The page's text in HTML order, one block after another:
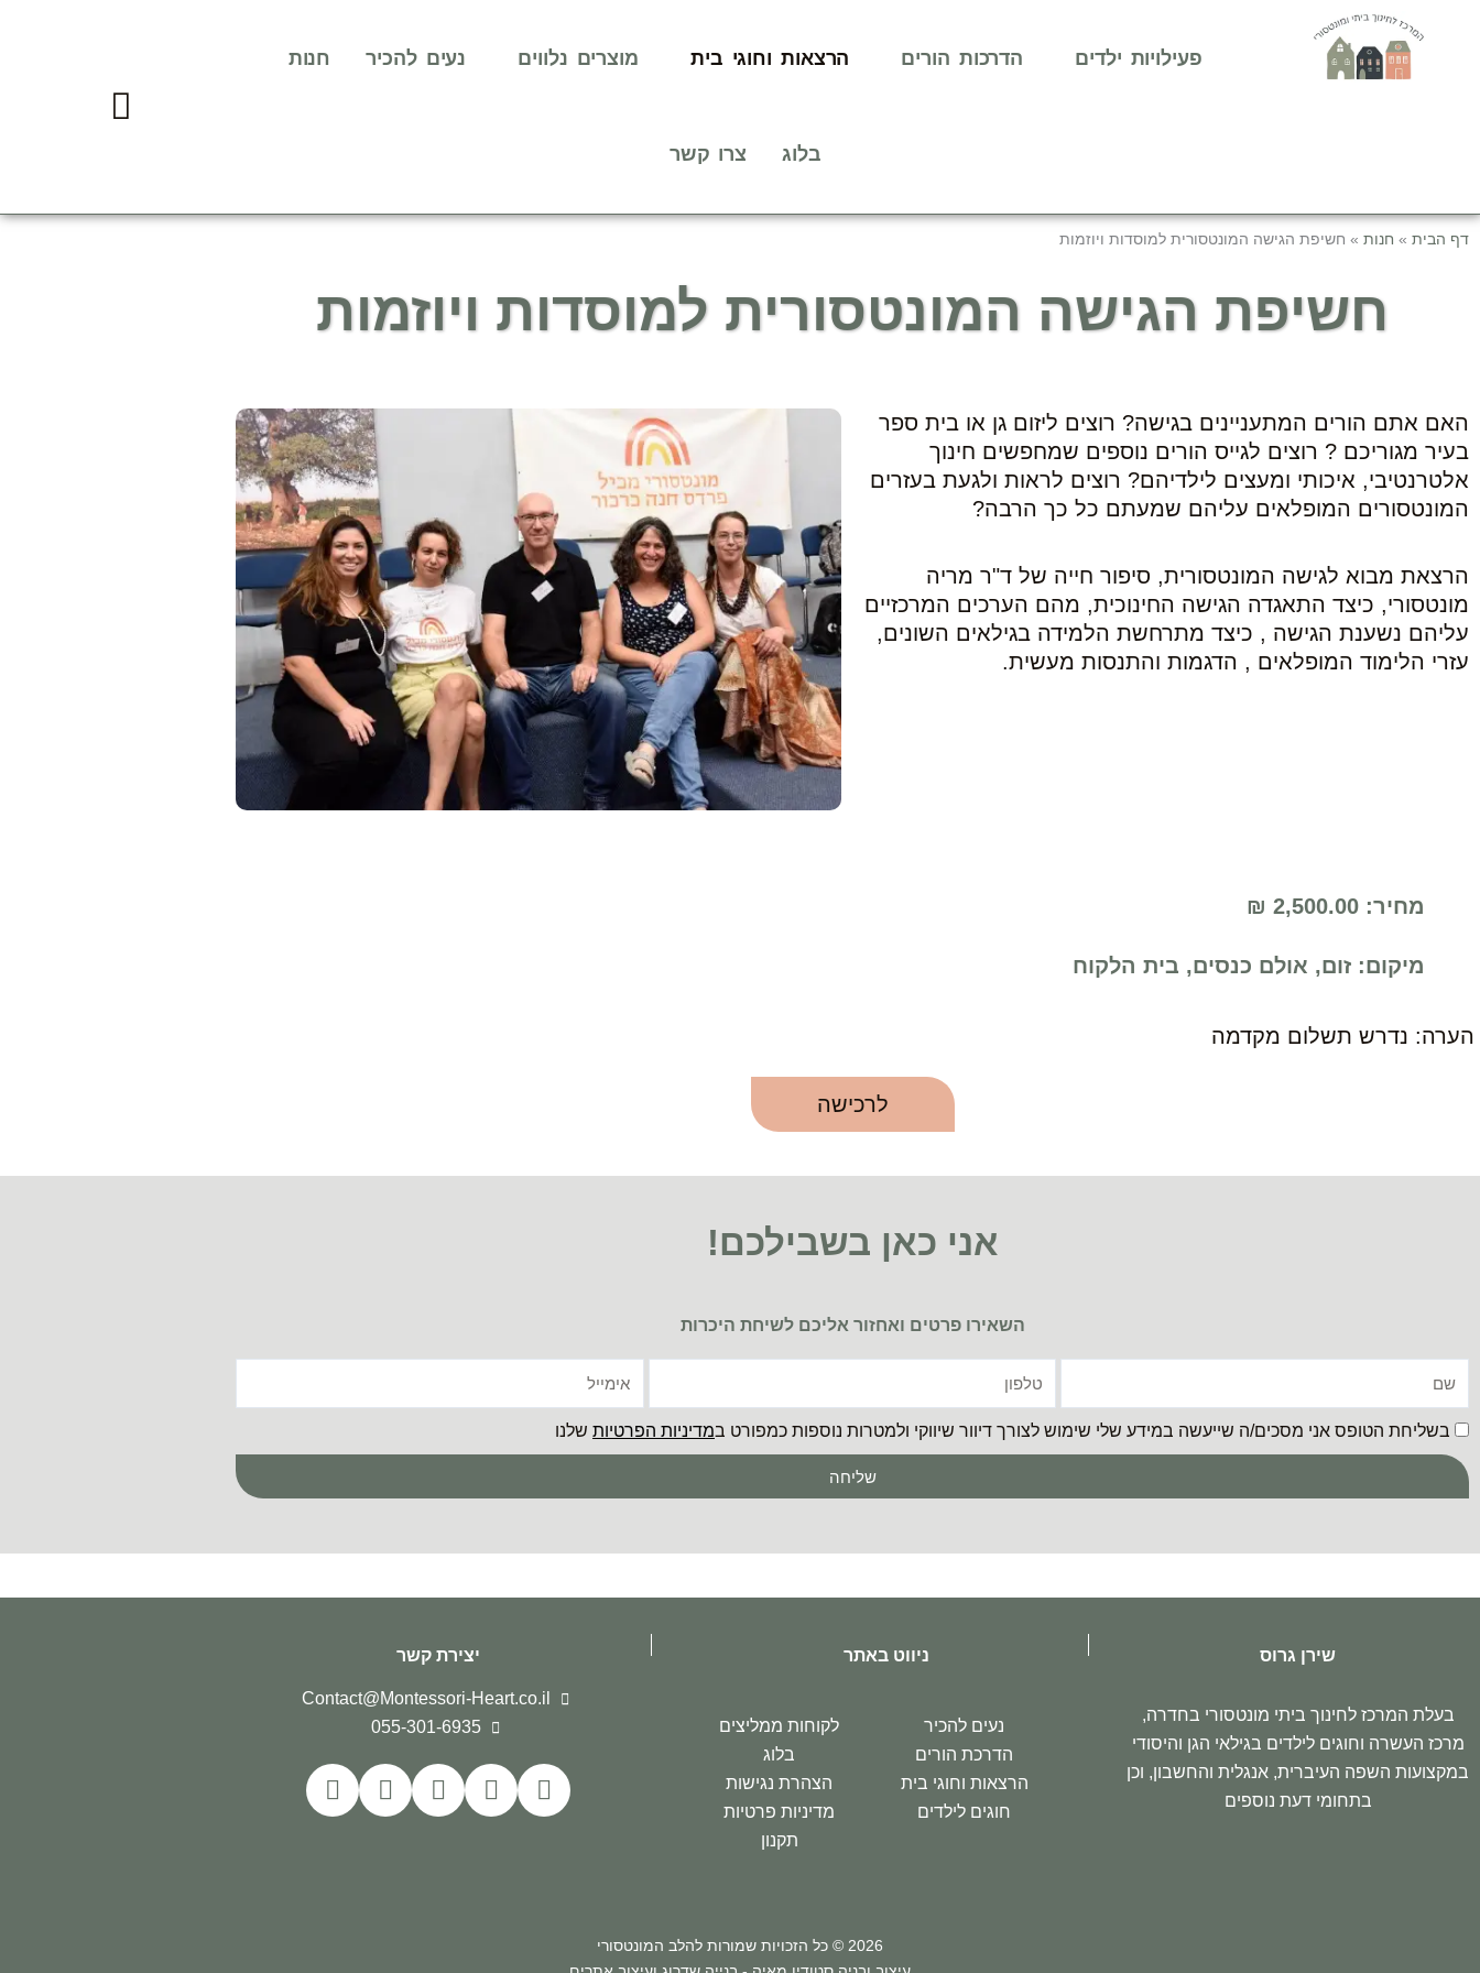
פעילויות ילדים הדרכות הורים הרצאות וחוגי בית מוצרים נלווים נעים להכיר חנות
בלוג צרו קשר
דף הבית » חנות » חשיפת הגישה המונטסורית למוסדות ויוזמות
חשיפת הגישה המונטסורית למוסדות ויוזמות
האם אתם הורים המתעניינים בגישה? רוצים ליזום גן או בית ספר
בעיר מגוריכם ? רוצים לגייס הורים נוספים שמחפשים חינוך
אלטרנטיבי, איכותי ומעצים לילדיהם? רוצים לראות ולגעת בעזרים
המונטסורים המופלאים עליהם שמעתם כל כך הרבה?
הרצאת מבוא לגישה המונטסורית, סיפור חייה של ד"ר מריה
מונטסורי, כיצד התאגדה הגישה החינוכית, מהם הערכים המרכזיים
עליהם נשענת הגישה , כיצד מתרחשת הלמידה בגילאים השונים,
עזרי הלימוד המופלאים , הדגמות והתנסות מעשית.
מחיר: 2,500.00
₪
מיקום: זום, אולם כנסים, בית הלקוח
הערה: נדרש תשלום מקדמה
לרכישה
אני כאן בשבילכם!
השאירו פרטים ואחזור אליכם לשיחת היכרות
בשליחת הטופס אני מסכים/ה שייעשה במידע שלי שימוש לצורך דיוור שיווקי ולמטרות נוספות כמפורט במדיניות הפרטיות שלנו
שליחה
שירן גרוס
בעלת המרכז לחינוך ביתי מונטסורי בחדרה,
מרכז העשרה וחוגים לילדים בגילאי הגן והיסודי
במקצועות השפה העיברית, אנגלית והחשבון, וכן
בתחומי דעת נוספים
ניווט באתר
נעים להכיר
הדרכת הורים
הרצאות וחוגי בית
חוגים לילדים
לקוחות ממליצים
בלוג
הצהרת נגישות
מדיניות פרטיות
תקנון
יצירת קשר
Contact@Montessori-Heart.co.il
055-301-6935
2026 © כל הזכויות שמורות להלב המונטסורי